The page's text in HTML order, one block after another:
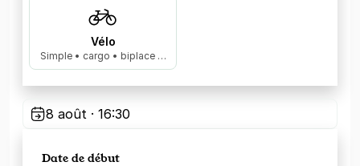
Vélo
Simple • cargo • biplace …
8 août · 16:30
Date de début